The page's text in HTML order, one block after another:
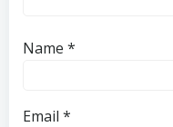
Name *
Email *